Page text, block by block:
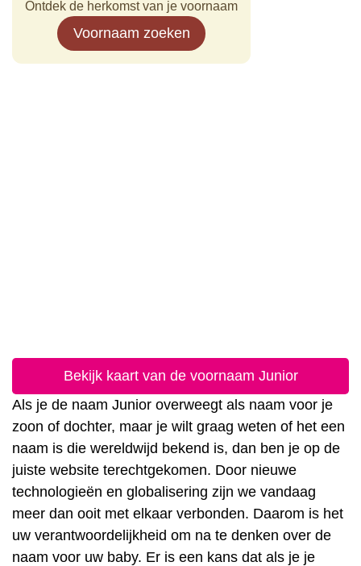
Ontdek de herkomst van je voornaam
Voornaam zoeken
Bekijk kaart van de voornaam Junior
Als je de naam Junior overweegt als naam voor je
zoon of dochter, maar je wilt graag weten of het een
naam is die wereldwijd bekend is, dan ben je op de
juiste website terechtgekomen. Door nieuwe
technologieën en globalisering zijn we vandaag
meer dan ooit met elkaar verbonden. Daarom is het
uw verantwoordelijkheid om na te denken over de
naam voor uw baby. Er is een kans dat als je je